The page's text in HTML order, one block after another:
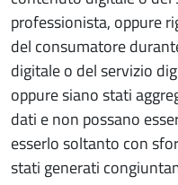
professionista, oppure
del consumatore
digitale o del servizio
oppure siano stati
dati e non possano
esserlo soltanto con
stati generati